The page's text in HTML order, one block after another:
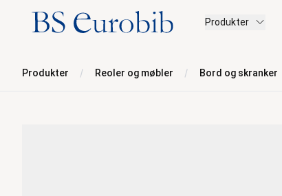
BS Eurobib Produkter
Produkter Reoler og møbler Bord og skranker